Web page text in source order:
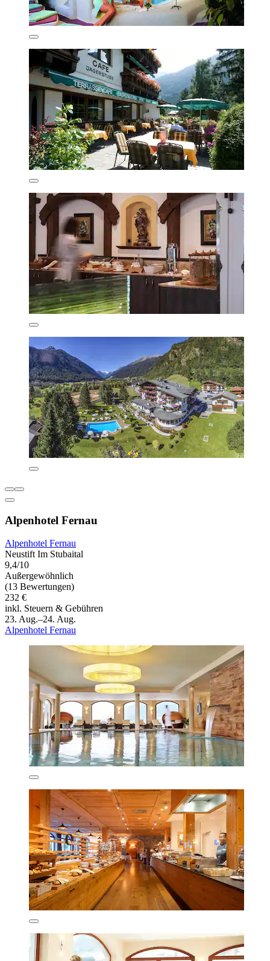
Alpenhotel Fernau
Alpenhotel Fernau
Neustift Im Stubaital
9,4/10
Außergewöhnlich
(13 Bewertungen)
232 €
inkl. Steuern & Gebühren
23. Aug.–24. Aug.
Alpenhotel Fernau